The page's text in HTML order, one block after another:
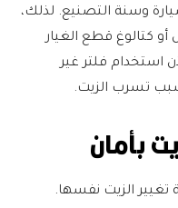
وسنة التصنيع. لذلك،
أو كتالوغ قطع الغيار
استخدام فلتر غير
تسرب الزيت.
بأمان
تغيير الزيت نفسها.